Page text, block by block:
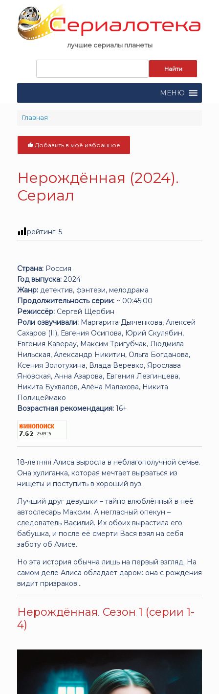
content
лучшие сериалы планеты
поиска:
МЕНЮ
Главная
Добавить в моё избранное
Нерождённая (2024).
Сериал
рейтинг: 5
Страна: Россия
Год выпуска: 2024
Жанр: детектив, фэнтези, мелодрама
Продолжительность серии: ~ 00:45:00
Режиссёр: Сергей Щербин
Роли озвучивали: Маргарита Дьяченкова, Алексей
Сахаров (II), Евгения Осипова, Юрий Скулябин,
Евгения Каверау, Максим Тригубчак, Людмила
Нильская, Александр Никитин, Ольга Богданова,
Ксения Золотухина, Влада Веревко, Ярослава
Яновская, Анна Азарова, Евгения Лезгинцева,
Никита Бухвалов, Алёна Малахова, Никита
Полицеймако
Возрастная рекомендация: 16+
18-летняя Алиса выросла в неблагополучной семье.
Она хулиганка, которая мечтает вырваться из
нищеты и поступить в хороший вуз.
Лучший друг девушки – тайно влюблённый в неё
автослесарь Максим. А негласный опекун –
следователь Василий. Их обоих вырастила его
бабушка, и после её смерти Вася взял на себя
заботу об Алисе.
Но эта история обычна лишь на первый взгляд. На
самом деле Алиса обладает даром: она с рождения
видит призраков...
Нерождённая. Сезон 1 (серии 1-
4)